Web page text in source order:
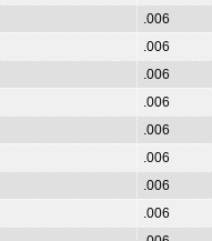
.006
.006
.006
.006
.006
.006
.006
.006